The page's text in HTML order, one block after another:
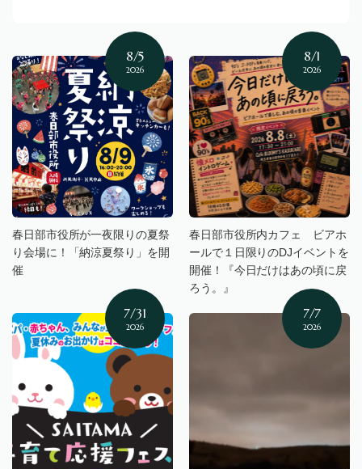
8/5
2026
春日部市役所が一夜限りの夏祭
り会場に！「納涼夏祭り」を開
催
8/1
2026
春日部市役所内カフェ ビアホ
ールで１日限りのDJイベントを
開催！『今日だけはあの頃に戻
ろう。』
7/31
2026
7/7
2026